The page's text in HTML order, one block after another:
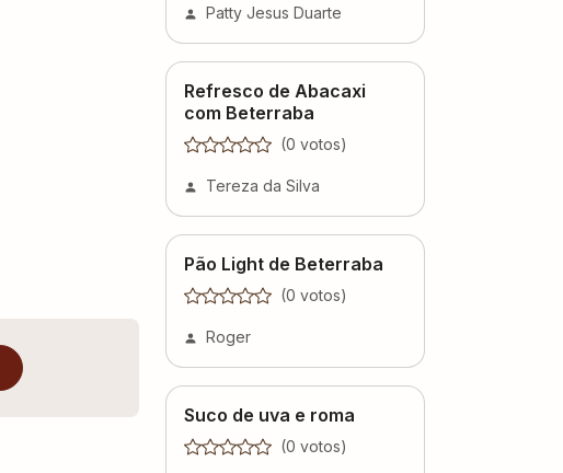
Patty Jesus Duarte
Refresco de Abacaxi
com Beterraba
(0 votos)
Tereza da Silva
Pão Light de Beterraba
(0 votos)
Roger
Suco de uva e roma
(0 votos)